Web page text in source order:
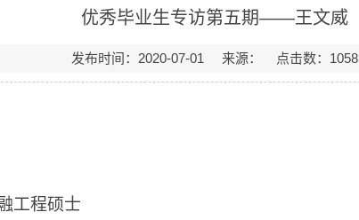
优秀毕业生专访第五期——王文威
发布时间：2020-07-01 来源： 点击数： 1058
工程硕士